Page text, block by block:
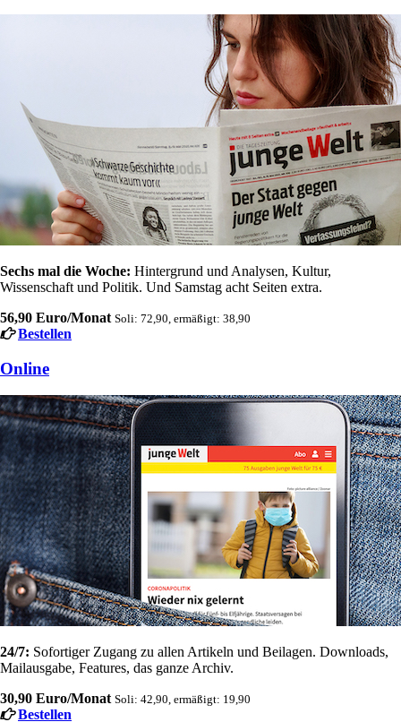
Sechs mal die Woche: Hintergrund und Analysen, Kultur,
Wissenschaft und Politik. Und Samstag acht Seiten extra.
56,90 Euro/Monat Soli: 72,90, ermäßigt: 38,90
Bestellen
Online
24/7: Sofortiger Zugang zu allen Artikeln und Beilagen. Downloads,
Mailausgabe, Features, das ganze Archiv.
30,90 Euro/Monat Soli: 42,90, ermäßigt: 19,90
Bestellen